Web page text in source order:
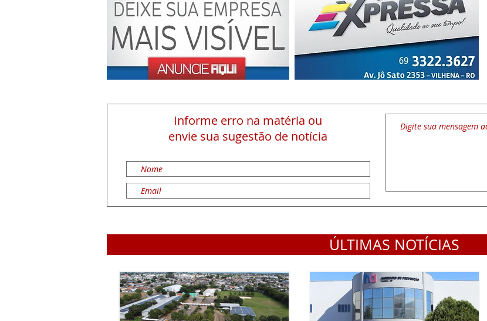
Informe erro na matéria ou
envie sua sugestão de notícia
ÚLTIMAS NOTÍCIAS